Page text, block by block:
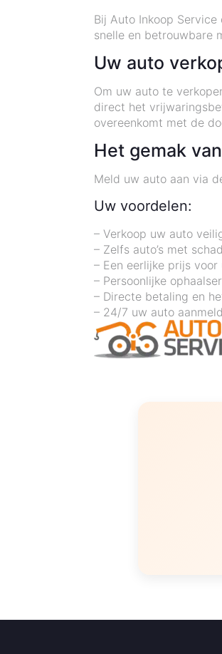
Bij Auto Inkoop
snelle en betrouwbare
Uw auto
Om uw auto te
direct het
overeenkomt met de
Het gemak
Meld uw auto aan via
Uw voordelen:
– Verkoop uw auto
– Zelfs auto’s met
– Een eerlijke prijs voor
– Persoonlijke
– Directe betaling en
– 24/7 uw auto